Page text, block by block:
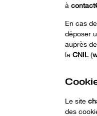
à
En cas
déposer
auprès de
la CNIL(
Le site
des